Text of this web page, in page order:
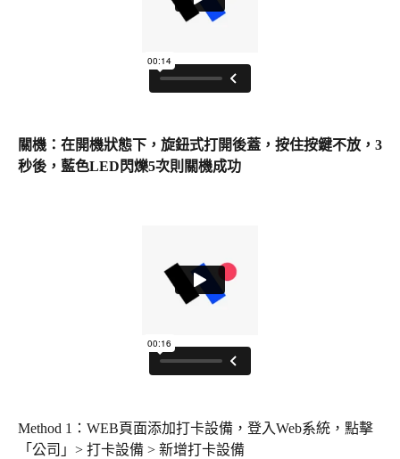
關機：在開機狀態下，旋鈕式打開後蓋，按住按鍵不放，3
秒後，藍色LED閃爍5次則關機成功
Method 1：WEB頁面添加打卡設備，登入Web系統，點擊
「公司」> 打卡設備 > 新增打卡設備